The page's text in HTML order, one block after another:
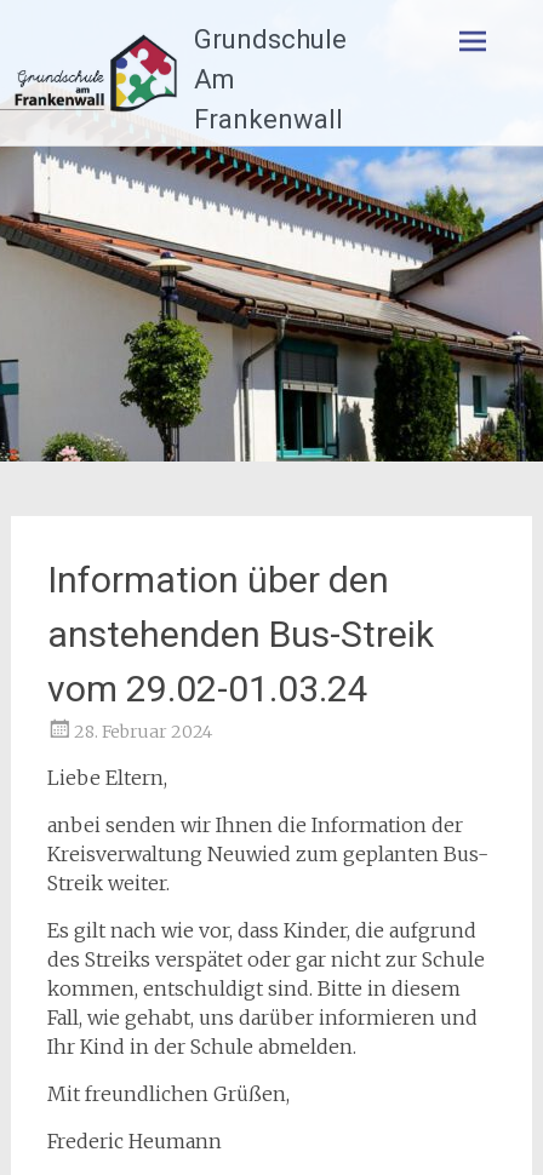
springen
Grundschule
Am
Frankenwall
Information über den
anstehenden Bus-Streik
vom 29.02-01.03.24
28. Februar 2024
Liebe Eltern,
anbei senden wir Ihnen die Information der
Kreisverwaltung Neuwied zum geplanten Bus-
Streik weiter.
Es gilt nach wie vor, dass Kinder, die aufgrund
des Streiks verspätet oder gar nicht zur Schule
kommen, entschuldigt sind. Bitte in diesem
Fall, wie gehabt, uns darüber informieren und
Ihr Kind in der Schule abmelden.
Mit freundlichen Grüßen,
Frederic Heumann